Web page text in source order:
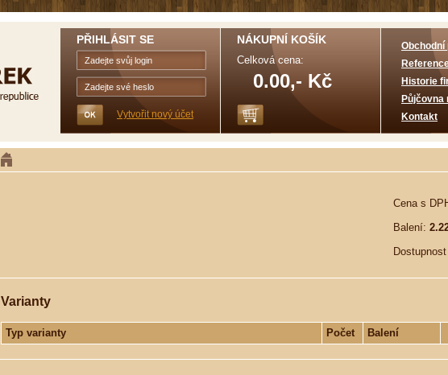
Cena s
Balení:
Varianty
Typ varianty Počet Balení
PŘIHLÁSIT SE
Vytvořit nový účet
NÁKUPNÍ KOŠÍK
Celková cena:
0.00,- Kč
Obchodní
Historie
Půjčovna
Kontakt